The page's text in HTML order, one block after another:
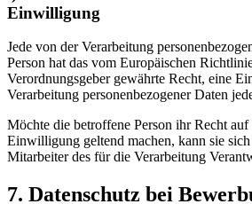
Einwilligung
Jede von der Verarbeitung
Person hat das vom Europäischen
Verordnungsgeber gewährte Recht, eine
Verarbeitung personenbezogener Daten
Möchte die betroffene Person ihr Recht
Einwilligung geltend machen, kann sie
Mitarbeiter des für die Verarbeitung
7. Datenschutz bei